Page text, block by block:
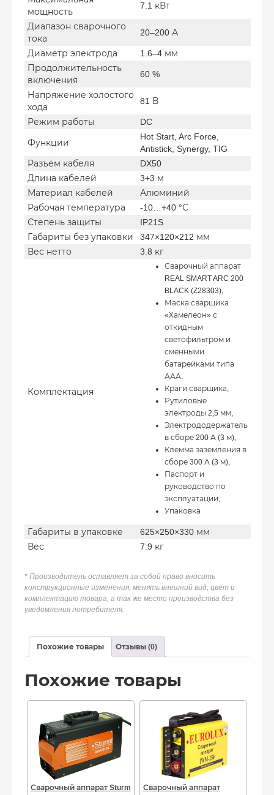
мощность
7.1 кВт
Диапазон сварочного
тока
20–200 А
Диаметр электрода
1.6–4 мм
Продолжительность
включения
60 %
Напряжение холостого
хода
81 В
Режим работы DC
Функции
Hot Start, Arc Force,
Antistick, Synergy, TIG
Разъём кабеля
DX50
Длина кабелей
3+3 м
Материал кабелей
Алюминий
Рабочая температура
-10…+40 °С
Степень защиты
IP21S
Габариты без упаковки
347×120×212 мм
Вес нетто
3.8 кг
Комплектация
Сварочный аппарат
REAL SMART ARC 200
BLACK (Z28303),
Маска сварщика
«Хамелеон» с
откидным
светофильтром и
сменными
батарейками типа
ААА,
Краги сварщика,
Рутиловые
электроды 2,5 мм,
Электрододержатель
в сборе 200 А (3 м),
Клемма заземления в
сборе 300 А (3 м),
Паспорт и
руководство по
эксплуатации,
Упаковка
Габариты в упаковке
625×250×330 мм
Вес
7.9 кг
* Производитель оставляет за собой право вносить
конструкционные изменения, менять внешний вид, цвет и
комплектацию товара, а так же место производства без
уведомления потребителя.
Похожие товары Отзывы (0)
Похожие товары
Сварочный аппарат Sturm
Сварочный аппарат